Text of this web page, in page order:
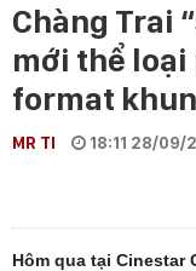
Chàng Trai
mới thể
format
MR TI 18:11 28/09/
Hôm qua tại Cinestar